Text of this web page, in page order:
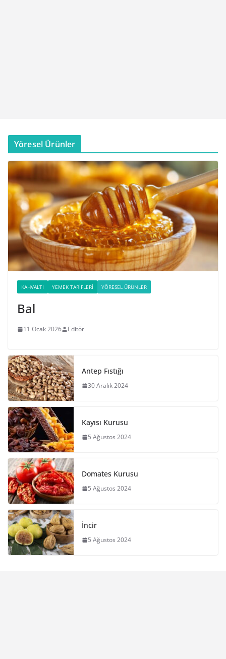
Yöresel Ürünler
KAHVALTI YEMEK TARIFLERI YÖRESEL ÜRÜNLER
Bal
11 Ocak 2026 Editör
Antep Fıstığı
30 Aralık 2024
Kayısı Kurusu
5 Ağustos 2024
Domates Kurusu
5 Ağustos 2024
İncir
5 Ağustos 2024